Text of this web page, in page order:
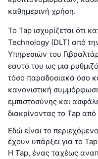
καθημερινή χρήση.
Το Tap ισχυρίζεται ότι
Technology (DLT) από
Υπηρεσιών του
εαυτό του ως μια
τόσο παραδοσιακά όσο
κανονιστική
εμπιστοσύνης και
διακρίνοντας το Tap
Εδώ είναι το
έχουν υπάρξει για το
Η Tap, ένας ταχέως